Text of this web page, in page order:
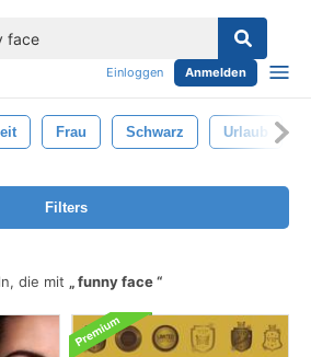
Einloggen Anmelden
Frau Schwarz Urlaub
Filters
die mit
funny face